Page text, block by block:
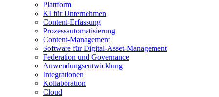
Plattform
KI für Unternehmen
Content-Erfassung
Prozessautomatisierung
Content-Management
Software für Digital-Asset-Management
Federation und Governance
Anwendungsentwicklung
Integrationen
Kollaboration
Cloud